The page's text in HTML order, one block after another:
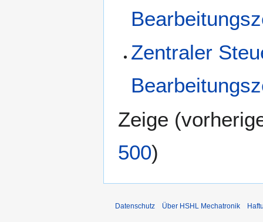
Zentraler
Zeige (
500)
Datenschutz Über HSHL Mechatronik